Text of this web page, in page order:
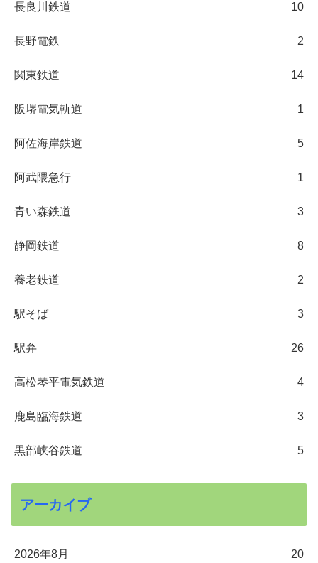
長良川鉄道 10
長野電鉄 2
関東鉄道 14
阪堺電気軌道 1
阿佐海岸鉄道 5
阿武隈急行 1
青い森鉄道 3
静岡鉄道 8
養老鉄道 2
駅そば 3
駅弁 26
高松琴平電気鉄道 4
鹿島臨海鉄道 3
黒部峡谷鉄道 5
アーカイブ
2026年8月 20